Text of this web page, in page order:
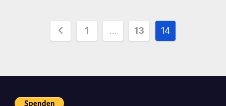
Seitennummerierung
Beiträge
1 … 13 14